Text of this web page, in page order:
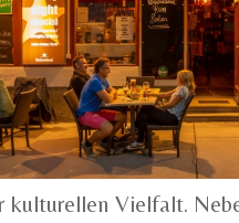
kulturellen Vielfalt.